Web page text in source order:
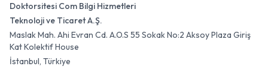
Doktorsitesi Com Bilgi Hizmetleri
Teknoloji ve Ticaret A.Ş.
Maslak Mah. Ahi Evran Cd. A.O.S 55 Sokak No:2 Aksoy Plaza Giriş
Kat Kolektif House
İstanbul, Türkiye